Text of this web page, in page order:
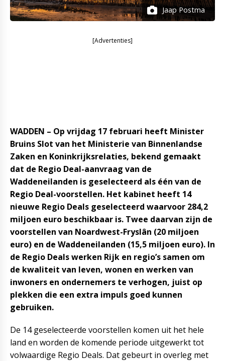
Jaap Postma
[Advertenties]
WADDEN – Op vrijdag 17 februari heeft Minister
Bruins Slot van het Ministerie van Binnenlandse
Zaken en Koninkrijksrelaties, bekend gemaakt
dat de Regio Deal-aanvraag van de
Waddeneilanden is geselecteerd als één van de
Regio Deal-voorstellen. Het kabinet heeft 14
nieuwe Regio Deals geselecteerd waarvoor 284,2
miljoen euro beschikbaar is. Twee daarvan zijn de
voorstellen van Noardwest-Fryslân (20 miljoen
euro) en de Waddeneilanden (15,5 miljoen euro). In
de Regio Deals werken Rijk en regio’s samen om
de kwaliteit van leven, wonen en werken van
inwoners en ondernemers te verhogen, juist op
plekken die een extra impuls goed kunnen
gebruiken.
De 14 geselecteerde voorstellen komen uit het hele
land en worden de komende periode uitgewerkt tot
volwaardige Regio Deals. Dat gebeurt in overleg met